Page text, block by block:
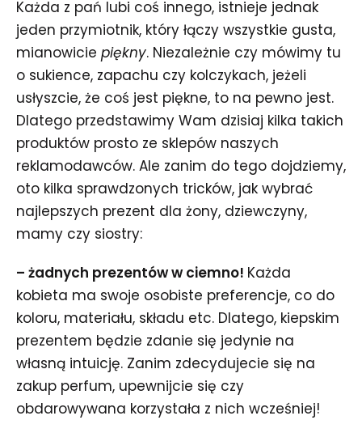
Każda z pań lubi coś innego, istnieje jednak
jeden przymiotnik, który łączy wszystkie gusta,
mianowicie piękny. Niezależnie czy mówimy tu
o sukience, zapachu czy kolczykach, jeżeli
usłyszcie, że coś jest piękne, to na pewno jest.
Dlatego przedstawimy Wam dzisiaj kilka takich
produktów prosto ze sklepów naszych
reklamodawców. Ale zanim do tego dojdziemy,
oto kilka sprawdzonych tricków, jak wybrać
najlepszych prezent dla żony, dziewczyny,
mamy czy siostry:
– żadnych prezentów w ciemno! Każda
kobieta ma swoje osobiste preferencje, co do
koloru, materiału, składu etc. Dlatego, kiepskim
prezentem będzie zdanie się jedynie na
własną intuicję. Zanim zdecydujecie się na
zakup perfum, upewnijcie się czy
obdarowywana korzystała z nich wcześniej!